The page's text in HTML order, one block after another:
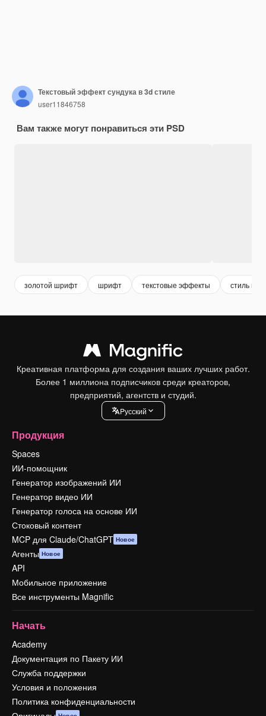
Текстовый эффект сундука в 3d стиле
user11846758
Вам также могут понравиться эти PSD
золотой шрифт шрифт текстовые эффекты стиль
Креативная платформа для создания ваших лучших работ.
Более 1 миллиона подписчиков среди креаторов,
предприятий, агентств и студий.
Pусский
Продукция
Spaces
ИИ-помощник
Генератор изображений ИИ
Генератор видео ИИ
Генератор голоса на основе ИИ
Стоковый контент
MCP для Claude/ChatGPT Новое
Агенты Новое
API
Мобильное приложение
Все инструменты Magnific
Начать
Academy
Документация по Пакету ИИ
Служба поддержки
Условия и положения
Политика конфиденциальности